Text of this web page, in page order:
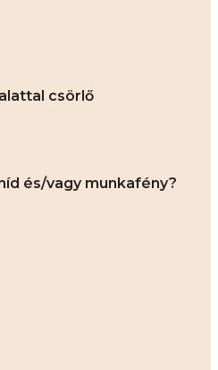
csörlő
és/vagy munkafény?